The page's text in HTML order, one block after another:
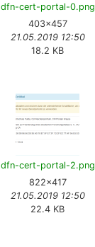
dfn-cert-portal-0.png
403×457
21.05.2019 12:50
18.2 KB
dfn-cert-portal-2.png
822×417
21.05.2019 12:50
22.4 KB